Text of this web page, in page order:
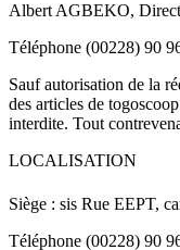
Albert AGBEKO,
Téléphone (00228) 90
Sauf autorisation de la
des articles de
interdite. Tout
LOCALISATION
Siège : sis Rue EEPT,
Téléphone (00228) 90